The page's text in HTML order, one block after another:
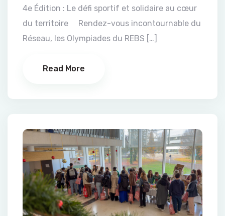
4e Édition : Le défi sportif et solidaire au cœur
du territoire Rendez-vous incontournable du
Réseau, les Olympiades du REBS […]
Read More